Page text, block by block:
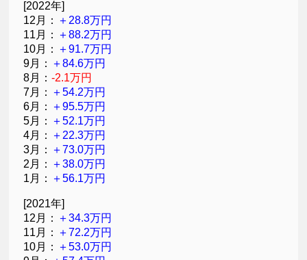
[2022年]
12月： ＋28.8万円
11月： ＋88.2万円
10月： ＋91.7万円
9月： ＋84.6万円
8月：-2.1万円
7月： ＋54.2万円
6月： ＋95.5万円
5月： ＋52.1万円
4月： ＋22.3万円
3月： ＋73.0万円
2月： ＋38.0万円
1月： ＋56.1万円
[2021年]
12月： ＋34.3万円
11月： ＋72.2万円
10月： ＋53.0万円